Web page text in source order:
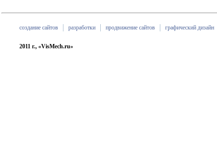
создание сайтов разработки продвижение сайтов графический дизайн
2011 г., «VisMech.ru»